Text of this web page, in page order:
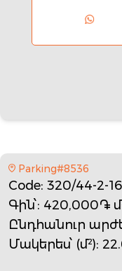
Parking#8536
Code: 320/44-2-16
Գին՝: 420,000֏
Ընդհանուր
Մակերես՝ (մ²):